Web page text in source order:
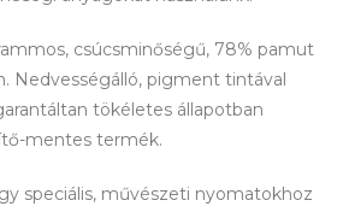
csúcsminőségű, 78% pamut
Nedvességálló, pigment tintával
tökéletes állapotban
mentes termék.
speciális, művészeti nyomatokhoz